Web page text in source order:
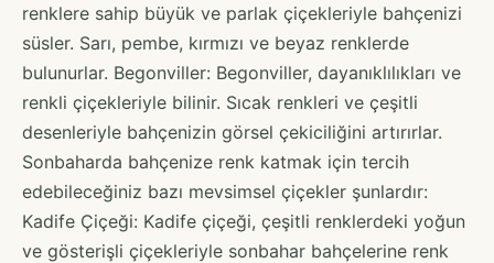
renklere sahip büyük ve parlak çiçekleriyle bahçenizi
süsler. Sarı, pembe, kırmızı ve beyaz renklerde
bulunurlar. Begonviller: Begonviller, dayanıklılıkları ve
renkli çiçekleriyle bilinir. Sıcak renkleri ve çeşitli
desenleriyle bahçenizin görsel çekiciliğini artırırlar.
Sonbaharda bahçenize renk katmak için tercih
edebileceğiniz bazı mevsimsel çiçekler şunlardır:
Kadife Çiçeği: Kadife çiçeği, çeşitli renklerdeki yoğun
ve gösterişli çiçekleriyle sonbahar bahçelerine renk